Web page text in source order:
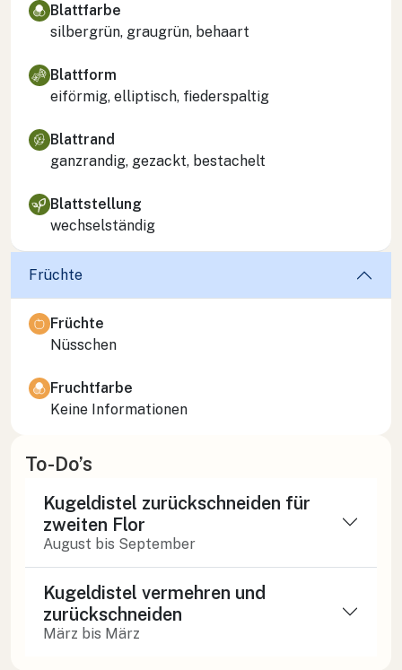
Blattfarbe
silbergrün, graugrün, behaart
Blattform
eiförmig, elliptisch, fiederspaltig
Blattrand
ganzrandig, gezackt, bestachelt
Blattstellung
wechselständig
Früchte
Früchte
Nüsschen
Fruchtfarbe
Keine Informationen
To-Do’s
Kugeldistel zurückschneiden für
zweiten Flor
August bis September
Kugeldistel vermehren und
zurückschneiden
März bis März